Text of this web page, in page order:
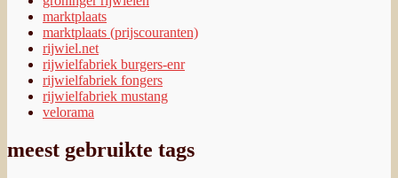
marktplaats
marktplaats (prijscouranten)
rijwiel.net
rijwielfabriek burgers-enr
rijwielfabriek fongers
rijwielfabriek mustang
velorama
meest gebruikte tags